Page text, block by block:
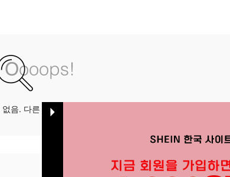
음. 다른 옵션으로 시도하십시오.